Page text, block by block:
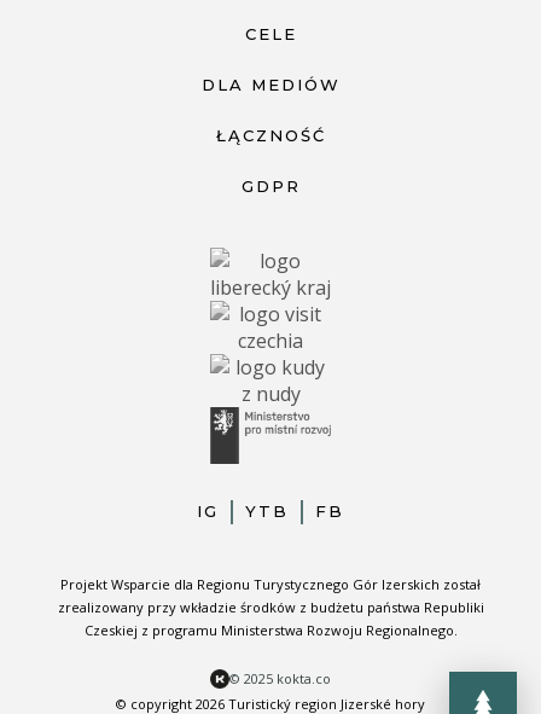
CELE
DLA MEDIÓW
ŁĄCZNOŚĆ
GDPR
IG YTB FB
Projekt Wsparcie dla Regionu Turystycznego Gór Izerskich został
zrealizowany przy wkładzie środków z budżetu państwa Republiki
Czeskiej z programu Ministerstwa Rozwoju Regionalnego.
© 2025 kokta.co
© copyright 2026 Turistický region Jizerské hory